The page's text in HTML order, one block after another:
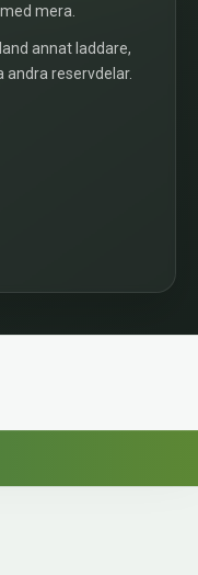
mera.
annat laddare,
andra reservdelar.